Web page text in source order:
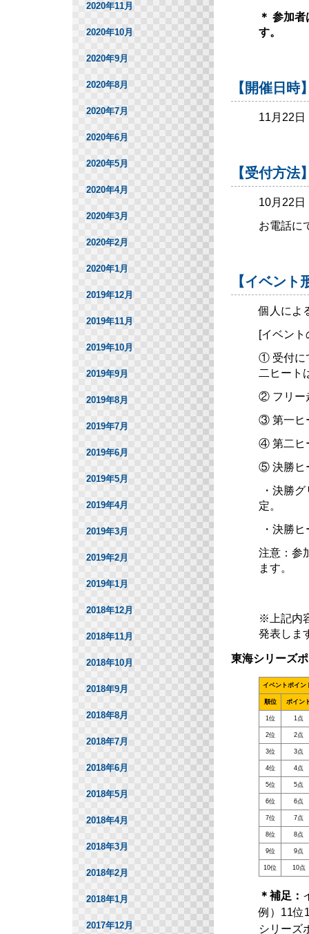
＊ 参加
す。
【開催日時
11月22
【受付方法
10月22
お電話に
【イベント
個人によ
[イベント
① 受付に
二ヒート
② フリー
③ 第一ヒ
④ 第二ヒ
⑤ 決勝ヒ
・決勝
定。
・決勝
注意：参
ます。
※上記内
発表しま
東海シリーズ
イベントポイン
順位 ポイン
1位 1点
2位 2点
3位 3点
4位 4点
5位 5点
6位 6点
7位 7点
8位 8点
9位 9点
10位 10点
＊補足：
例）11位
シリーズ
2020年11月
2020年10月
2020年9月
2020年8月
2020年7月
2020年6月
2020年5月
2020年4月
2020年3月
2020年2月
2020年1月
2019年12月
2019年11月
2019年10月
2019年9月
2019年8月
2019年7月
2019年6月
2019年5月
2019年4月
2019年3月
2019年2月
2019年1月
2018年12月
2018年11月
2018年10月
2018年9月
2018年8月
2018年7月
2018年6月
2018年5月
2018年4月
2018年3月
2018年2月
2018年1月
2017年12月